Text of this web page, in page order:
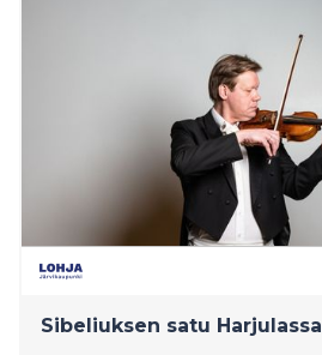
Sibeliuksen satu Harjulassa